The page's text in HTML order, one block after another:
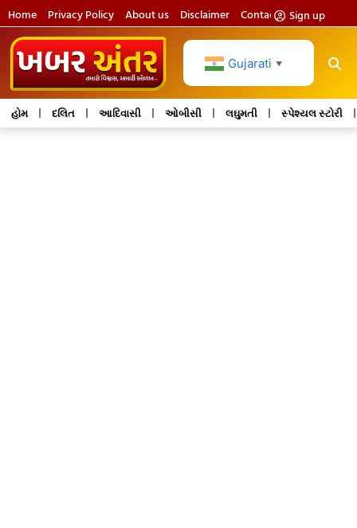
Home Privacy Policy About us Disclaimer Contact usSign up
Gujarati ▼
હોમ દલિત આદિવાસી ઓબીસી લઘુમતી સ્પેશ્યલ સ્ટોરી